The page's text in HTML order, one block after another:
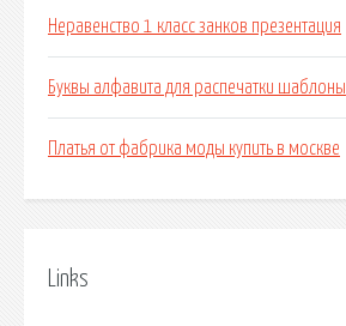
Неравенство 1 класс занков презентация
Буквы алфавита для распечатки шаблоны
Платья от фабрика моды купить в москве
Links